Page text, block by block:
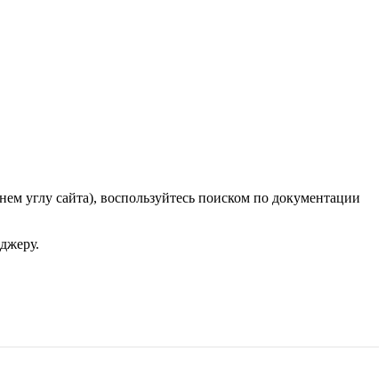
углу сайта), воспользуйтесь поиском по документации